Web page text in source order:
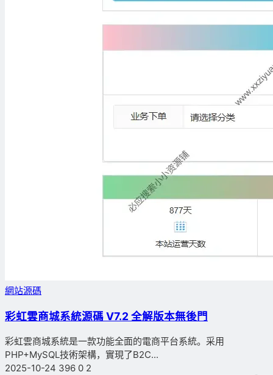
網站源碼
彩虹雲商城系統源碼 V7.2 全解版本無後門
彩虹雲商城系統是一款功能全面的電商平台系統。采用
PHP+MySQL技術架構，實現了B2C...
2025-10-24 396 0 2